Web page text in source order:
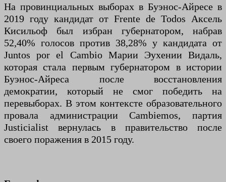
На провинциальных выборах в Буэнос-Айресе в
2019 году кандидат от Frente de Todos Аксель
Кисильоф был избран губернатором, набрав
52,40% голосов против 38,28% у кандидата от
Juntos por el Cambio Марии Эухении Видаль,
которая стала первым губернатором в истории
Буэнос-Айреса после восстановления
демократии, который не смог победить на
перевыборах. В этом контексте образовательного
провала администрации Cambiemos, партия
Justicialist вернулась в правительство после
своего поражения в 2015 году.